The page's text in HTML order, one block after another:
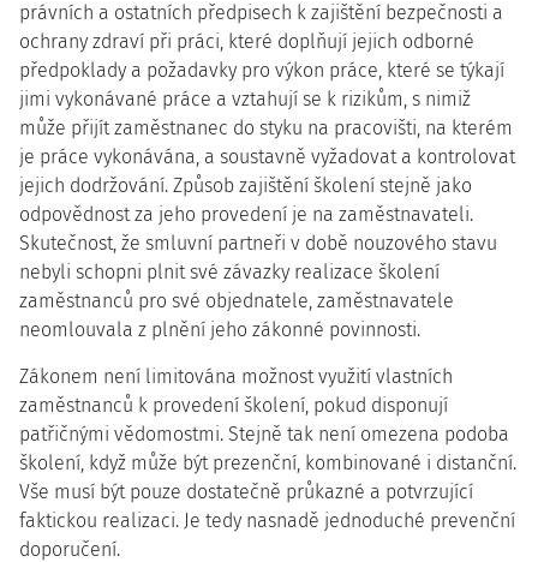
právních a ostatních předpisech k zajištění bezpečnosti a
ochrany zdraví při práci, které doplňují jejich odborné
předpoklady a požadavky pro výkon práce, které se týkají
jimi vykonávané práce a vztahují se k rizikům, s nimiž
může přijít zaměstnanec do styku na pracovišti, na kterém
je práce vykonávána, a soustavně vyžadovat a kontrolovat
jejich dodržování. Způsob zajištění školení stejně jako
odpovědnost za jeho provedení je na zaměstnavateli.
Skutečnost, že smluvní partneři v době nouzového stavu
nebyli schopni plnit své závazky realizace školení
zaměstnanců pro své objednatele, zaměstnavatele
neomlouvala z plnění jeho zákonné povinnosti.
Zákonem není limitována možnost využití vlastních
zaměstnanců k provedení školení, pokud disponují
patřičnými vědomostmi. Stejně tak není omezena podoba
školení, když může být prezenční, kombinované i distanční.
Vše musí být pouze dostatečně průkazné a potvrzující
faktickou realizaci. Je tedy nasnadě jednoduché prevenční
doporučení.